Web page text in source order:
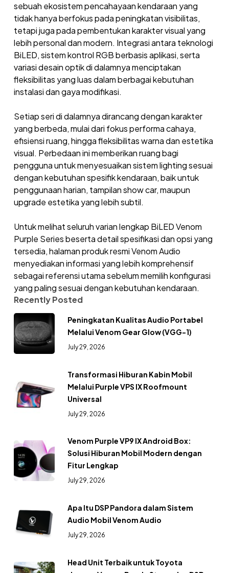
sebuah ekosistem pencahayaan kendaraan yang
tidak hanya berfokus pada peningkatan visibilitas,
tetapi juga pada pembentukan karakter visual yang
lebih personal dan modern. Integrasi antara teknologi
BiLED, sistem kontrol RGB berbasis aplikasi, serta
variasi desain optik di dalamnya menciptakan
fleksibilitas yang luas dalam berbagai kebutuhan
instalasi dan gaya modifikasi.
Setiap seri di dalamnya dirancang dengan karakter
yang berbeda, mulai dari fokus performa cahaya,
efisiensi ruang, hingga fleksibilitas warna dan estetika
visual. Perbedaan ini memberikan ruang bagi
pengguna untuk menyesuaikan sistem lighting sesuai
dengan kebutuhan spesifik kendaraan, baik untuk
penggunaan harian, tampilan show car, maupun
upgrade estetika yang lebih subtil.
Untuk melihat seluruh varian lengkap BiLED Venom
Purple Series beserta detail spesifikasi dan opsi yang
tersedia, halaman produk resmi Venom Audio
menyediakan informasi yang lebih komprehensif
sebagai referensi utama sebelum memilih konfigurasi
yang paling sesuai dengan kebutuhan kendaraan.
Recently Posted
Peningkatan Kualitas Audio Portabel
Melalui Venom Gear Glow (VGG-1)
July 29, 2026
Transformasi Hiburan Kabin Mobil
Melalui Purple VPS IX Roofmount
Universal
July 29, 2026
Venom Purple VP9 IX Android Box:
Solusi Hiburan Mobil Modern dengan
Fitur Lengkap
July 29, 2026
Apa Itu DSP Pandora dalam Sistem
Audio Mobil Venom Audio
July 29, 2026
Head Unit Terbaik untuk Toyota